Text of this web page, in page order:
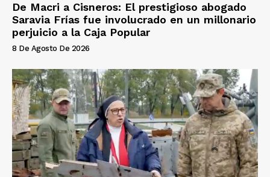
De Macri a Cisneros: El prestigioso abogado
Saravia Frías fue involucrado en un millonario
perjuicio a la Caja Popular
8 De Agosto De 2026